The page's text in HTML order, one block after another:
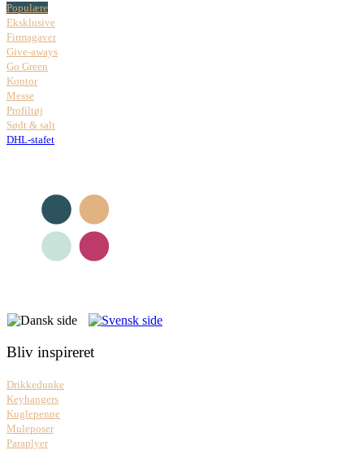
Populære
Eksklusive
Firmagaver
Give-aways
Go Green
Kontor
Messe
Profiltøj
Sødt & salt
DHL-stafet
Bliv inspireret
Drikkedunke
Keyhangers
Kuglepenne
Muleposer
Paraplyer